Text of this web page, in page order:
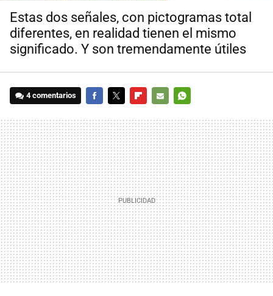
Estas dos señales, con pictogramas total
diferentes, en realidad tienen el mismo
significado. Y son tremendamente útiles
4 comentarios
MAIL